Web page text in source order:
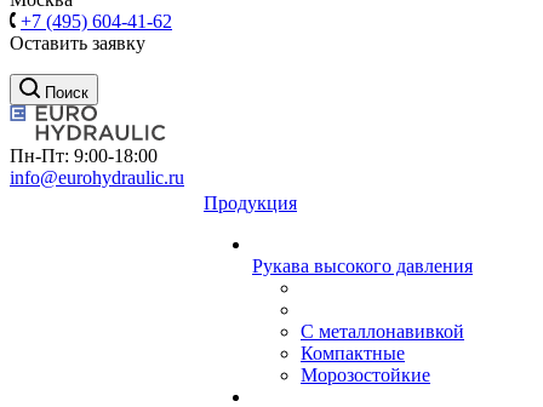
+7 (495) 604-41-62
Оставить заявку
Поиск
Пн-Пт: 9:00-18:00
info@eurohydraulic.ru
Продукция
Рукава высокого давления
С металлонавивкой
Компактные
Морозостойкие